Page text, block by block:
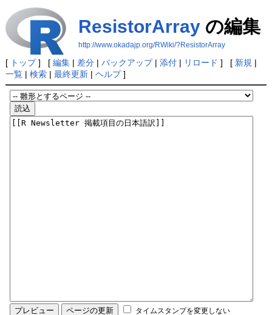
ResistorArrayの編集
http://www.okadajp.org/RWiki/?ResistorArray
[ トップ] [ 編集| 差分| バックアップ| 添付| リロード ] [ 新規 |
一覧| 検索| 最終更新| ヘルプ]
タイムスタンプを変更しない